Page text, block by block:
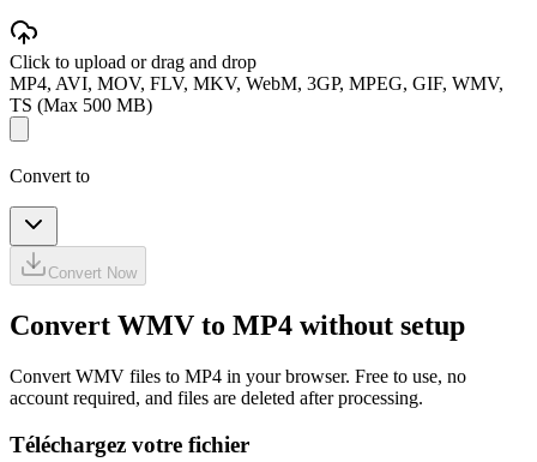
Click to upload or drag and drop
MP4, AVI, MOV, FLV, MKV, WebM, 3GP, MPEG, GIF, WMV,
TS (Max 500 MB)
Convert to
Convert Now
Convert WMV to MP4 without setup
Convert WMV files to MP4 in your browser. Free to use, no
account required, and files are deleted after processing.
Téléchargez votre fichier